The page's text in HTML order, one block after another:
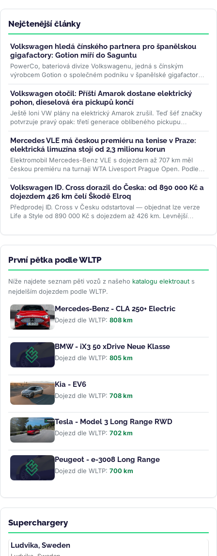
Nejčtenější články
Volkswagen hledá čínského partnera pro španělskou
gigafactory: Gotion míří do Saguntu
PowerCo, bateriová divize Volkswagenu, jedná s čínským
výrobcem Gotion o společném podniku v španělské gigafactory
u Valencie. Závod,...>>
Volkswagen otočil: Příští Amarok dostane elektrický
pohon, dieselová éra pickupů končí
Ještě loni VW plány na elektrický Amarok zrušil. Teď šéf značky
potvrzuje pravý opak: třetí generace oblíbeného pickupu
dostane PHEV i...>>
Mercedes VLE má českou premiéru na tenise v Praze:
elektrická limuzína stojí od 2,3 milionu korun
Elektromobil Mercedes-Benz VLE s dojezdem až 707 km měl
českou premiéru na turnaji WTA Livesport Prague Open. Podle
konfigurátoru automobilky...>>
Volkswagen ID. Cross dorazil do Česka: od 890 000 Kč a
dojezdem 426 km čelí Škodě Elroq
Předprodej ID. Cross v Česku odstartoval — objednat lze verze
Life a Style od 890 000 Kč s dojezdem až 426 km. Levnější
První pětka podle WLTP
Níže najdete seznam pěti vozů z našeho katalogu elektroaut s
nejdelším dojezdem podle WLTP.
Mercedes-Benz - CLA 250+ Electric
Dojezd dle WLTP: 808 km
BMW - iX3 50 xDrive Neue Klasse
Dojezd dle WLTP: 805 km
Kia - EV6
Dojezd dle WLTP: 708 km
Tesla - Model 3 Long Range RWD
Dojezd dle WLTP: 702 km
Peugeot - e-3008 Long Range
Dojezd dle WLTP: 700 km
Superchargery
Ludvika, Sweden